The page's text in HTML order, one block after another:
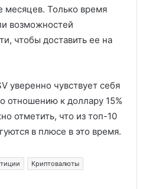
месяцев. Только время
возможностей
чтобы доставить ее на
уверенно чувствует себя
отношению к доллару 15%
отметить, что из топ-10
в плюсе в это время.
Криптовалюты